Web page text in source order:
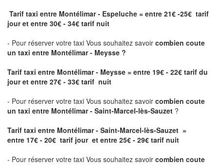
Tarif taxi entre Montélimar - Espeluche = entre 21€ -25€ tarif
jour et entre 30€ - 34€ tarif nuit
- Pour réserver votre taxi Vous souhaitez savoir combien coute
un taxi entre Montélimar - Meysse ?
Tarif taxi entre Montélimar - Meysse = entre 19€ - 22€ tarif du
jour et entre 27€ - 33€ tarif nuit
- Pour réserver votre taxi Vous souhaitez savoir combien coute
un taxi entre Montélimar - Saint-Marcel-lès-Sauzet ?
Tarif taxi entre Montélimar - Saint-Marcel-lès-Sauzet =
entre 17€ - 20€ tarif jour et entre 25€ - 29€ tarif nuit
- Pour réserver votre taxi Vous souhaitez savoir combien coute